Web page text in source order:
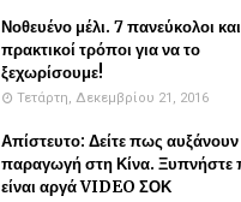
Νοθευένο μέλι. 7 πανεύκολοι και
πρακτικοί τρόποι για να το
ξεχωρίσουμε!
Τετάρτη, Δεκεμβρίου 21, 2016
Απίστευτο: Δείτε πως αυξάνουν
παραγωγή στη Κίνα. Ξυπνήστε
είναι αργά VIDEO ΣΟΚ